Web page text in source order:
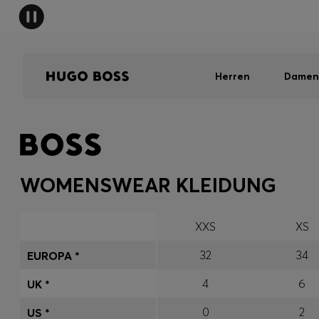
Herren Damen
WOMENSWEAR KLEIDUNG
XXS XS
32
34
4
6
0
2
EUROPA *
UK *
US *